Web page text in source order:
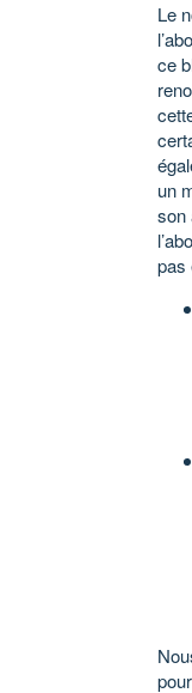
Le
ce
un
son
pas